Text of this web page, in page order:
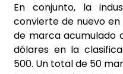
En conjunto, la
convierte de nuevo
de marca acumulado
dólares en la
500. Un total de 50